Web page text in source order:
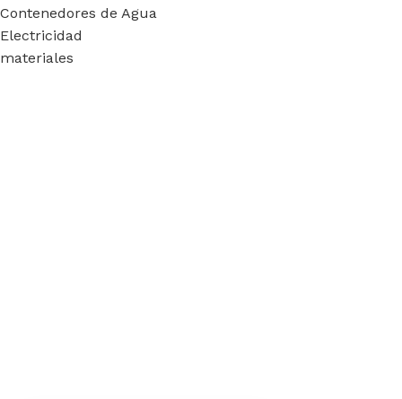
Contenedores de Agua
Electricidad
materiales